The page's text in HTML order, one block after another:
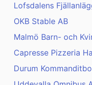
Lofsdalens
OKB Stable AB
Malmö Barn- och
Capresse Pizzeria
Durum